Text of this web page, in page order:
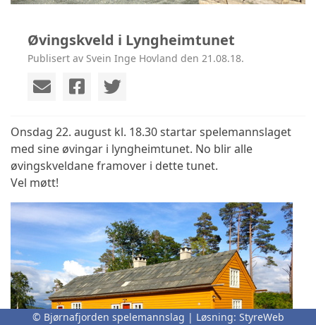
Øvingskveld i Lyngheimtunet
Publisert av Svein Inge Hovland den 21.08.18.
Onsdag 22. august kl. 18.30 startar spelemannslaget
med sine øvingar i lyngheimtunet. No blir alle
øvingskveldane framover i dette tunet.
Vel møtt!
© Bjørnafjorden spelemannslag | Løsning: StyreWeb